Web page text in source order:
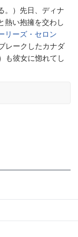
。）先日、ディナ
熱い抱擁を交わし
リーズ・セロン
レークしたカナダ
も彼女に惚れてし